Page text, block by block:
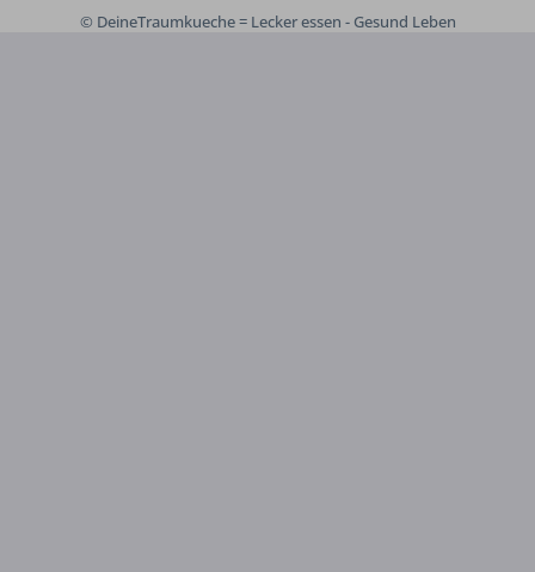
© DeineTraumkueche = Lecker essen - Gesund Leben